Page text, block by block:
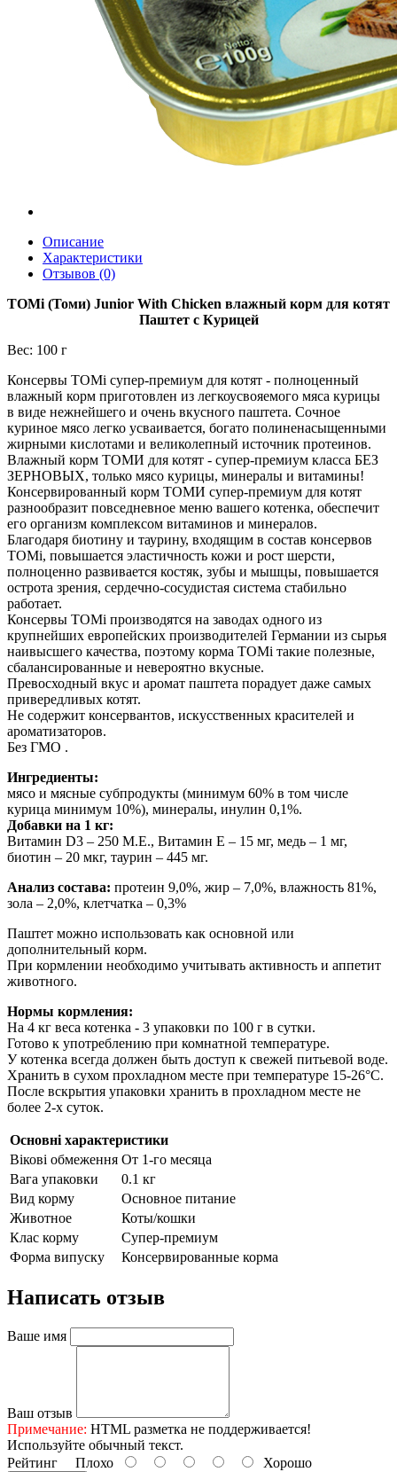
Описание
Характеристики
Отзывов (0)
TOMi (Томи) Junior With Chicken влажный корм для котят
Паштет с Курицей
Вес: 100 г
Консервы TOMi супер-премиум для котят - полноценный
влажный корм приготовлен из легкоусвояемого мяса курицы
в виде нежнейшего и очень вкусного паштета. Сочное
куриное мясо легко усваивается, богато полиненасыщенными
жирными кислотами и великолепный источник протеинов.
Влажный корм ТОМИ для котят - супер-премиум класса БЕЗ
ЗЕРНОВЫХ, только мясо курицы, минералы и витамины!
Консервированный корм TOMИ супер-премиум для котят
разнообразит повседневное меню вашего котенка, обеспечит
его организм комплексом витаминов и минералов.
Благодаря биотину и таурину, входящим в состав консервов
TOMi, повышается эластичность кожи и рост шерсти,
полноценно развивается костяк, зубы и мышцы, повышается
острота зрения, сердечно-сосудистая система стабильно
работает.
Консервы ТОМі производятся на заводах одного из
крупнейших европейских производителей Германии из сырья
наивысшего качества, поэтому корма ТОМі такие полезные,
сбалансированные и невероятно вкусные.
Превосходный вкус и аромат паштета порадует даже самых
привередливых котят.
Не содержит консервантов, искусственных красителей и
ароматизаторов.
Без ГМО .
Ингредиенты:
мясо и мясные субпродукты (минимум 60% в том числе
курица минимум 10%), минералы, инулин 0,1%.
Добавки на 1 кг:
Витамин D3 – 250 М.Е., Витамин Е – 15 мг, медь – 1 мг,
биотин – 20 мкг, таурин – 445 мг.
Анализ состава: протеин 9,0%, жир – 7,0%, влажность 81%,
зола – 2,0%, клетчатка – 0,3%
Паштет можно использовать как основной или
дополнительный корм.
При кормлении необходимо учитывать активность и аппетит
животного.
Нормы кормления:
На 4 кг веса котенка - 3 упаковки по 100 г в сутки.
Готово к употреблению при комнатной температуре.
У котенка всегда должен быть доступ к свежей питьевой воде.
Хранить в сухом прохладном месте при температуре 15-26°С.
После вскрытия упаковки хранить в прохладном месте не
более 2-х суток.
Основні характеристики
Вікові обмеження От 1-го месяца
Вага упаковки
0.1 кг
Вид корму
Основное питание
Животное
Коты/кошки
Клас корму
Супер-премиум
Форма випуску
Консервированные корма
Написать отзыв
Ваше имя
Ваш отзыв
Примечание: HTML разметка не поддерживается!
Используйте обычный текст.
Рейтинг Плохо Хорошо